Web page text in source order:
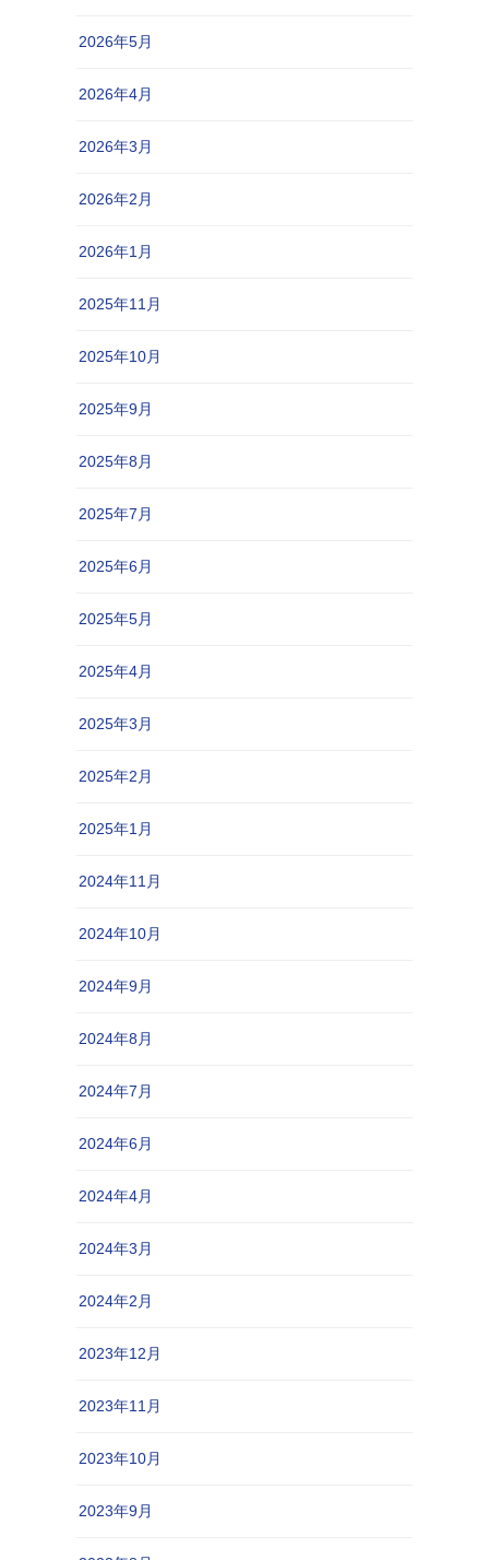
2026年5月
2026年4月
2026年3月
2026年2月
2026年1月
2025年11月
2025年10月
2025年9月
2025年8月
2025年7月
2025年6月
2025年5月
2025年4月
2025年3月
2025年2月
2025年1月
2024年11月
2024年10月
2024年9月
2024年8月
2024年7月
2024年6月
2024年4月
2024年3月
2024年2月
2023年12月
2023年11月
2023年10月
2023年9月